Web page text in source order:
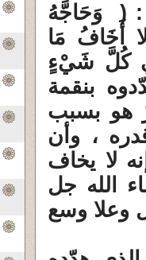
: ( وَحَاجَّهُ
أَخَافُ مَا
كُلَّ شَيْءٍ
هم هدّدوه بنقمة
هو بسبب
، وأن
لا يخاف
الله جل
وعلا وسع